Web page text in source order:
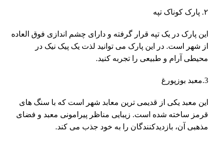
۲. پارک کوناک تپه
این پارک در یک تپه قرار گرفته و دارای چشم اندازی فوق العاده
از شهر است. در این پارک می توانید لذت یک پیک نیک در
محیطی آرام و طبیعی را تجربه کنید.
3.معبد بوزپورغ
این معبد یکی از قدیمی ترین معابد شهر است که با سنگ های
قرمز ساخته شده است. زیبایی مناظر پیرامونی معبد و فضای
مذهبی آن، بازدیدکنندگان را به خود جذب می کند.